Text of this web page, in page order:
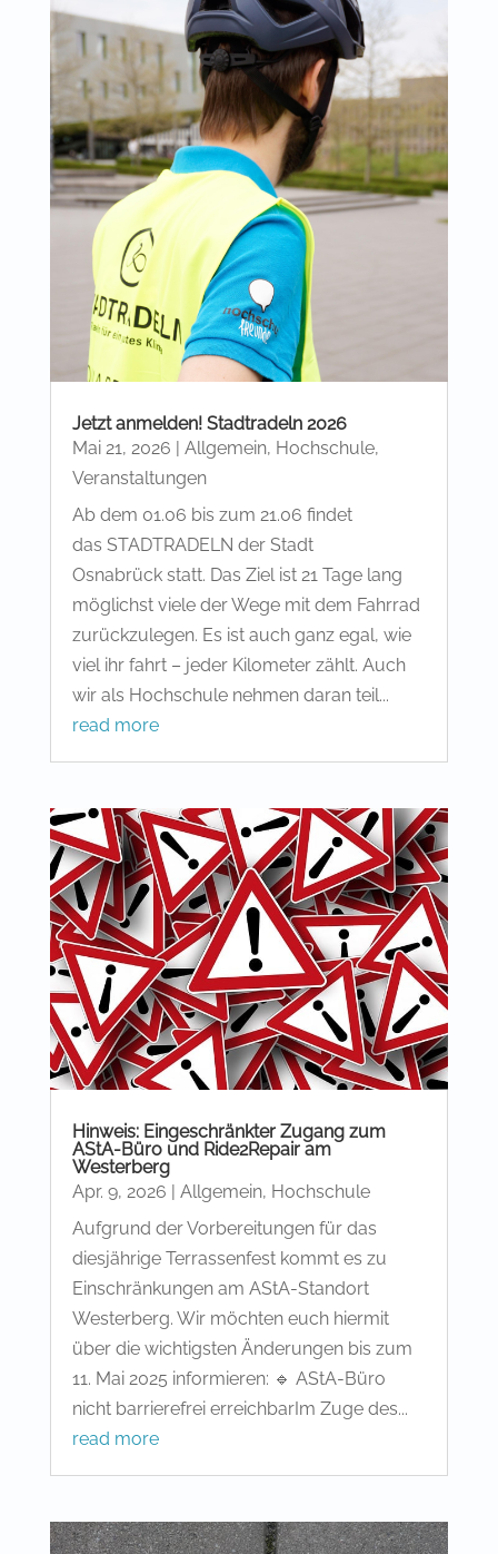
Jetzt anmelden! Stadtradeln 2026
Mai 21, 2026 | Allgemein, Hochschule,
Veranstaltungen
Ab dem 01.06 bis zum 21.06 findet
das STADTRADELN der Stadt
Osnabrück statt. Das Ziel ist 21 Tage lang
möglichst viele der Wege mit dem Fahrrad
zurückzulegen. Es ist auch ganz egal, wie
viel ihr fahrt – jeder Kilometer zählt. Auch
wir als Hochschule nehmen daran teil...
read more
Hinweis: Eingeschränkter Zugang zum
AStA-Büro und Ride2Repair am
Westerberg
Apr. 9, 2026 | Allgemein, Hochschule
Aufgrund der Vorbereitungen für das
diesjährige Terrassenfest kommt es zu
Einschränkungen am AStA-Standort
Westerberg. Wir möchten euch hiermit
über die wichtigsten Änderungen bis zum
11. Mai 2025 informieren: 🔹 AStA-Büro
nicht barrierefrei erreichbarIm Zuge des...
read more